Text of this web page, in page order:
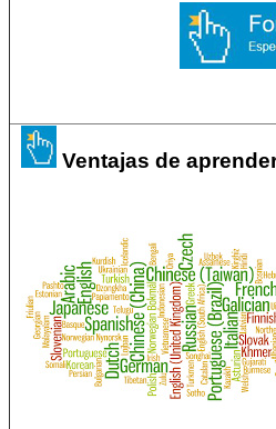
Ventajas de